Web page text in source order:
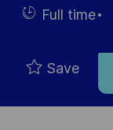
Date
HiringFull time
Save